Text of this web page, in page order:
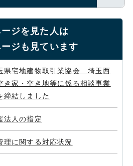
ジを見た人は
ジも見ています
宅地建物取引業協会 埼玉西
き家・空き地等に係る相談事業
締結しました
法人の指定
理に関する対応状況